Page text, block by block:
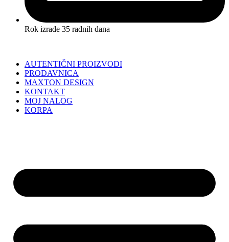
Rok izrade 35 radnih dana
AUTENTIČNI PROIZVODI
PRODAVNICA
MAXTON DESIGN
KONTAKT
MOJ NALOG
KORPA